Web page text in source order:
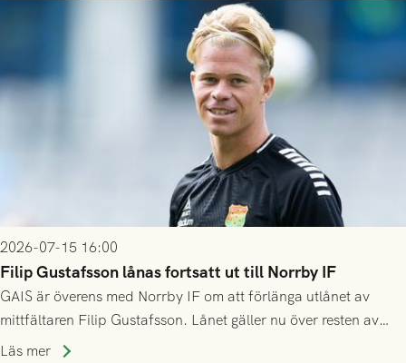
2026-07-15 16:00
Filip Gustafsson lånas fortsatt ut till Norrby IF
GAIS är överens med Norrby IF om att förlänga utlånet av
mittfältaren Filip Gustafsson. Lånet gäller nu över resten av
säsongen 2026.
Läs mer